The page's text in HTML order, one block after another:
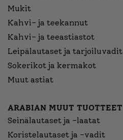
Mukit
Kahvi- ja teekannut
Kahvi- ja teeastiastot
Leipälautaset ja tarjoiluvadit
Sokerikot ja kermakot
Muut astiat
ARABIAN MUUT TUOTTEET
Seinälautaset ja -laatat
Koristelautaset ja -vadit